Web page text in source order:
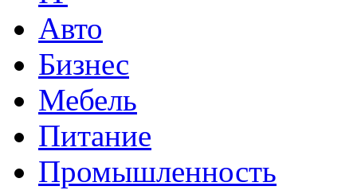
Авто
Бизнес
Мебель
Питание
Промышленность